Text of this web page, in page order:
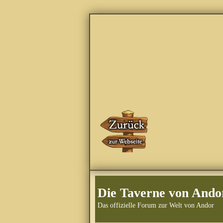
Die Taverne von
Das offizielle Forum zur Welt von Andor